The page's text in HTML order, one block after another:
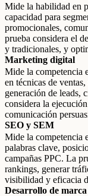
Mide la habilidad en
capacidad para
promocionales,
prueba considera el
y tradicionales, y
Marketing digital
Mide la competencia
en técnicas de
generación de leads,
considera la
comunicación
SEO y SEM
Mide la competencia
palabras clave,
campañas PPC. La
rankings, generar
visibilidad y eficacia
Desarrollo de